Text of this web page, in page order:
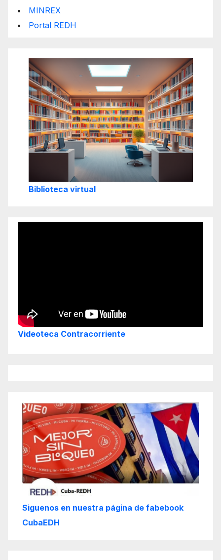
MINREX
Portal REDH
Biblioteca virtual
Videoteca Contracorriente
Siguenos en nuestra página de fabebook
CubaEDH